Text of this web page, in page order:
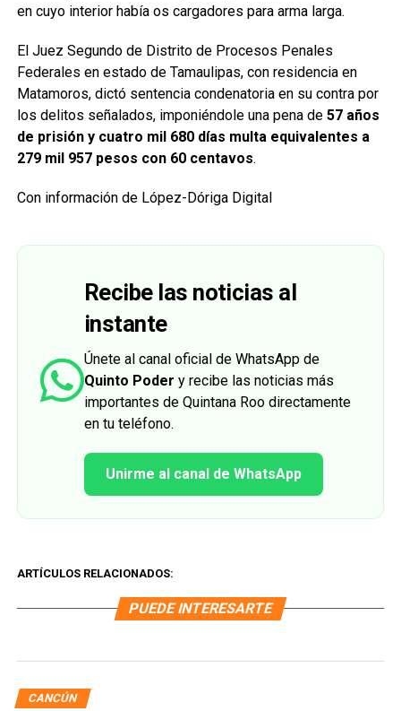
en cuyo interior había os cargadores para arma larga.
El Juez Segundo de Distrito de Procesos Penales
Federales en estado de Tamaulipas, con residencia en
Matamoros, dictó sentencia condenatoria en su contra por
los delitos señalados, imponiéndole una pena de 57 años
de prisión y cuatro mil 680 días multa equivalentes a
279 mil 957 pesos con 60 centavos.
Con información de López-Dóriga Digital
Recibe las noticias al
instante
Únete al canal oficial de WhatsApp de
Quinto Poder y recibe las noticias más
importantes de Quintana Roo directamente
en tu teléfono.
Unirme al canal de WhatsApp
ARTÍCULOS RELACIONADOS:
PUEDE INTERESARTE
CANCÚN